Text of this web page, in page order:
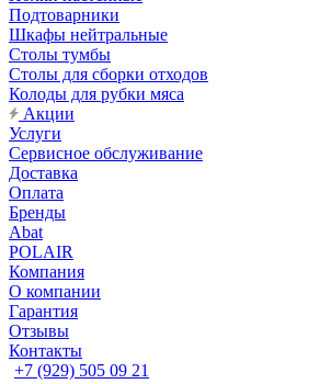
Подтоварники
Шкафы нейтральные
Столы тумбы
Столы для сборки отходов
Колоды для рубки мяса
Акции
Услуги
Сервисное обслуживание
Доставка
Оплата
Бренды
Abat
POLAIR
Компания
О компании
Гарантия
Отзывы
Контакты
+7 (929) 505 09 21